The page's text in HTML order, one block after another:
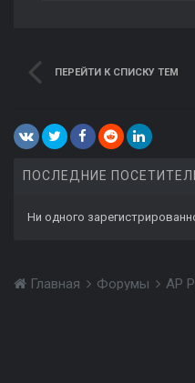
ПЕРЕЙТИ К СПИСКУ ТЕМ
ПОСЛЕДНИЕ
Ни одного
Главная Форумы AP